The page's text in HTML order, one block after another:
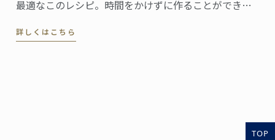
最適なこのレシピ。時間をかけずに作ることができる
と言いますが、ル・コルドン・ブルーのシェフは胃袋
詳しくはこちら
TOP